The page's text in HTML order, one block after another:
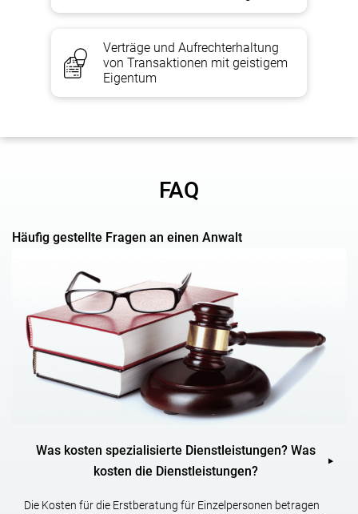
erweitern.
Extras
Eintragung von Marken im Zollregister;
Franchise;
Internationale Patentierun
Domainnamen (Registrierung und Streitbeilegung);
Umfassende Beratung zum Schutz geistigen Eigentums in der
Informationstechnologie;
Internationale Markenregistrierung;
Patentierung
Rechtsprüfung des geistigen Eigentums (IP Due Diligence)
Wenn Sie vermuten, dass Ihre Rechte verletzt werden, können Sie
n unsere Spezialisten – Anwälte und Anwälte – wenden
bieten Ihnen die besten Möglichkeiten zum Schutz Ihrer Rechte.
Verträge und Aufrechterhaltung
von Transaktionen mit geistigem
Eigentum
FAQ
Häufig gestellte Fragen an einen Anwalt
Was kosten spezialisierte Dienstleistungen? Was
kosten die Dienstleistungen?
Die Kosten für die Erstberatung für Einzelpersonen betragen